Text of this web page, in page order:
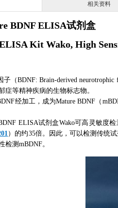
相关资料
BDNF ELISA试剂盒
Kit Wako, High
子（BDNF: Brain-derived
症等精神疾病的生物标志物。
经加工，成为Mature BDNF（
ELISA试剂盒Wako可高灵敏度
）的约35倍。因此，可以检测传统
检测mBDNF。